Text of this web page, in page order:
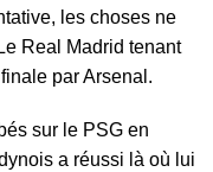
les choses ne
Real Madrid tenant
par Arsenal.
sur le PSG en
a réussi là où lui